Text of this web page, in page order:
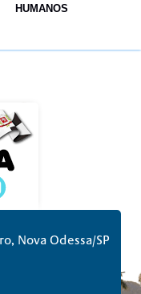
HUMANOS
Nova Odessa/SP